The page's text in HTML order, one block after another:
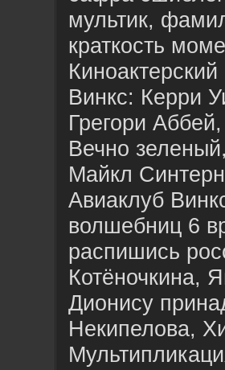
мультик,
краткость
Винкс: Керри
Грегори
Вечно
Майкл
Авиаклуб
волшебниц 6
распишись
Котёночкина,
Дионису
Некипелова,